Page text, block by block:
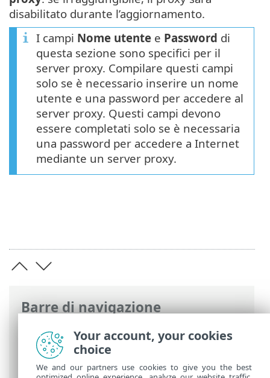
Barre di navigazione
Guida online ESET>ESET Security
Ultimate
>Configurazione avanzata
Aggiornamenti > Opzioni connessione
disabilitato durante l’aggiornamento.
I campi Nome utente e Password di
questa sezione sono specifici per il
server proxy. Compilare questi campi
solo se è necessario inserire un nome
utente e una password per accedere al
server proxy. Questi campi devono
essere completati solo se è necessaria
una password per accedere a Internet
mediante un server proxy.
Your account, your cookies
choice
We and our partners use cookies to give you the best